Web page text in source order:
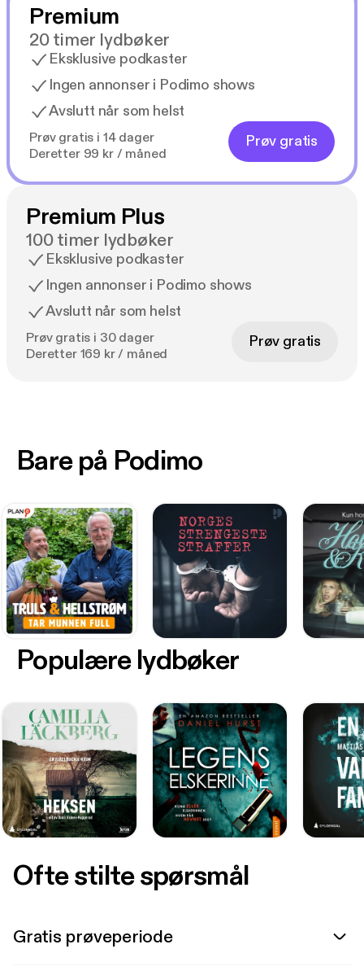
Premium
20 timer lydbøker
Eksklusive podkaster
Ingen annonser i Podimo shows
Avslutt når som helst
Prøv gratis i 14 dager
Deretter 99 kr / måned
Prøv gratis
Premium Plus
100 timer lydbøker
Eksklusive podkaster
Ingen annonser i Podimo shows
Avslutt når som helst
Prøv gratis i 30 dager
Deretter 169 kr / måned
Prøv gratis
Bare på Podimo
Populære lydbøker
Ofte stilte spørsmål
Gratis prøveperiode